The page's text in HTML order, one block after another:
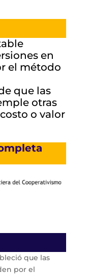
en
el método
que las
otras
o valor
que las
por el